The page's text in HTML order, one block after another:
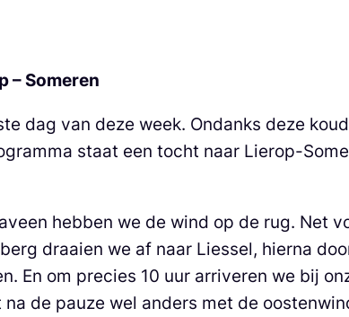
– Someren
dag van deze week. Ondanks deze
staat een tocht naar Lierop-
hebben we de wind op de rug. Net
draaien we af naar Liessel, hierna
En om precies 10 uur arriveren we bij
de pauze wel anders met de